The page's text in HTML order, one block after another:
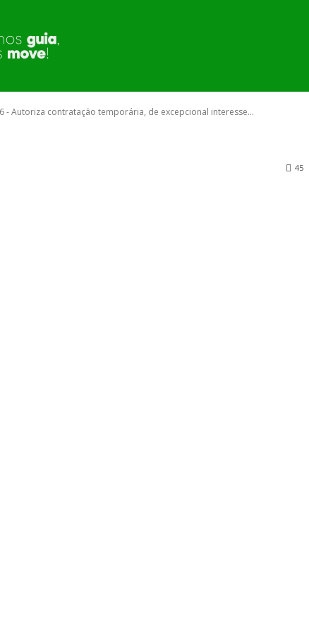
MUNICÍPIO
- Autoriza contratação temporária, de excepcional interesse...
dos servidores
45